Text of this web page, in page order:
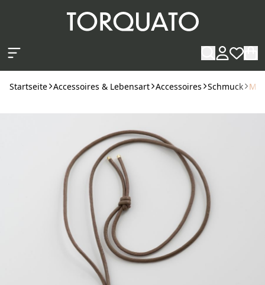
Startseite Accessoires & Lebensart Accessoires Schmuck